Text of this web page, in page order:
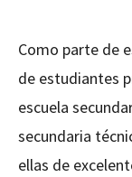
Como parte de
de estudiantes
escuela
secundaria
ellas de